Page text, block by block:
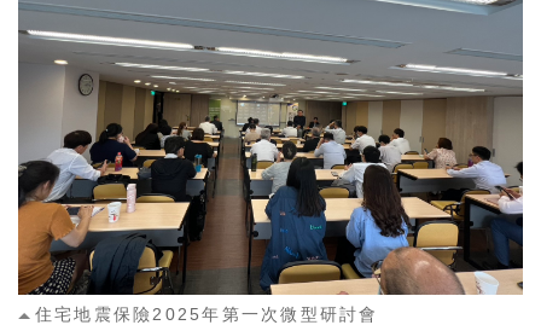
住宅地震保險2025年第一次微型研討會